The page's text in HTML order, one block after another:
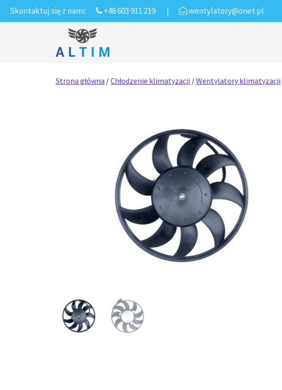
Skontaktuj się z nami: +48 603 911 219 | wentylatory@onet.pl
Main Navigation
Strona główna /Chłodzenie klimatyzacji /Wentylatory klimatyzacji